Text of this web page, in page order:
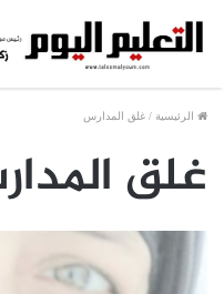
الرئيسية / غلق المدارس
غلق